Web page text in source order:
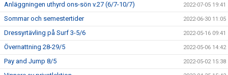
Anläggningen uthyrd ons-sön v.27 (6/7-10/7) 2022-07-05 19:41
Sommar och semestertider 2022-06-30 11:05
Dressyrtävling på Surf 3-5/6 2022-05-16 09:41
Övernattning 28-29/5 2022-05-06 14:42
Pay and Jump 8/5 2022-05-02 15:38